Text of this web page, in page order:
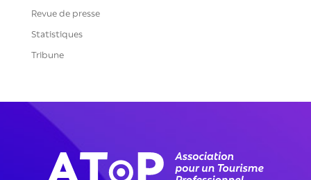
Revue de presse
Statistiques
Tribune